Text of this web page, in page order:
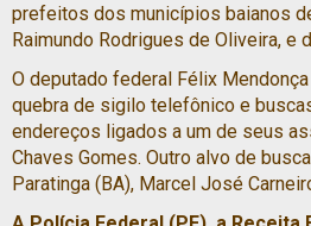
prefeitos dos municípios baianos
Raimundo Rodrigues de Oliveira, e
O deputado federal Félix
quebra de sigilo telefônico e
endereços ligados a um de seus
Chaves Gomes. Outro alvo de
Paratinga (BA), Marcel José